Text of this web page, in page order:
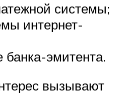
системы;
интернет-
банка-эмитента.
вызывают